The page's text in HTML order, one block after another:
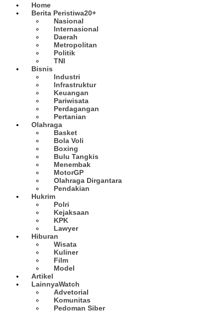
Home
Berita Peristiwa20+
Nasional
Internasional
Daerah
Metropolitan
Politik
TNI
Bisnis
Industri
Infrastruktur
Keuangan
Pariwisata
Perdagangan
Pertanian
Olahraga
Basket
Bola Voli
Boxing
Bulu Tangkis
Menembak
MotorGP
Olahraga Dirgantara
Pendakian
Hukrim
Polri
Kejaksaan
KPK
Lawyer
Hiburan
Wisata
Kuliner
Film
Model
Artikel
LainnyaWatch
Advetorial
Komunitas
Pedoman Siber